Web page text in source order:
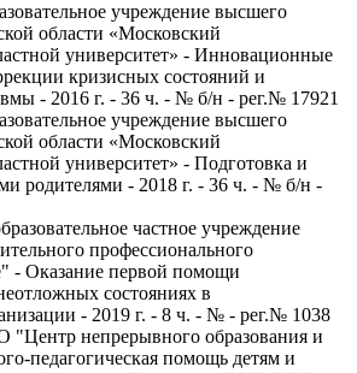
учреждение высшего
области «Московский
университет» - Инновационные
кризисных состояний и
- 2016 г. - 36 ч. - № б/н - рег.№ 17921
учреждение высшего
области «Московский
университет» - Подготовка и
родителями - 2018 г. - 36 ч. - № б/н -
частное учреждение
профессионального
- Оказание первой помощи
состояниях в
- 2019 г. - 8 ч. - № - рег.№ 1038
непрерывного образования и
педагогическая помощь детям и